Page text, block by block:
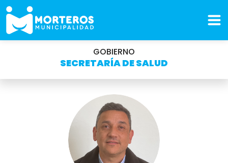
GOBIERNO
SECRETARÍA DE SALUD